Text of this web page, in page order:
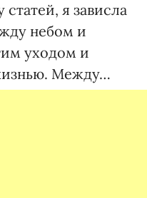
я зависла
небом и
уходом и
Между…